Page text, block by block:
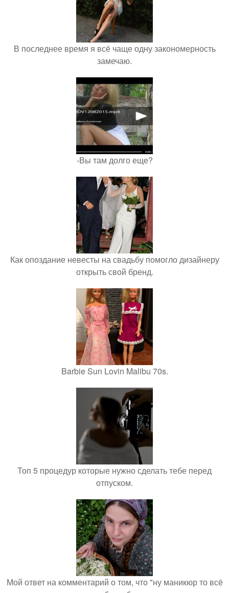
В последнее время я всё чаще одну закономерность
замечаю.
-Вы там долго еще?
Как опоздание невесты на свадьбу помогло дизайнеру
открыть свой бренд.
Barbie Sun Lovin Malibu 70s.
Топ 5 процедур которые нужно сделать тебе перед
отпуском.
Мой ответ на комментарий о том, что "ну маникюр то всё